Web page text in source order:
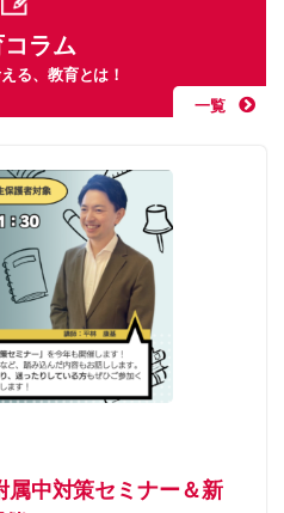
ラム
る、教育とは！
一覧
属中対策セミナー＆新